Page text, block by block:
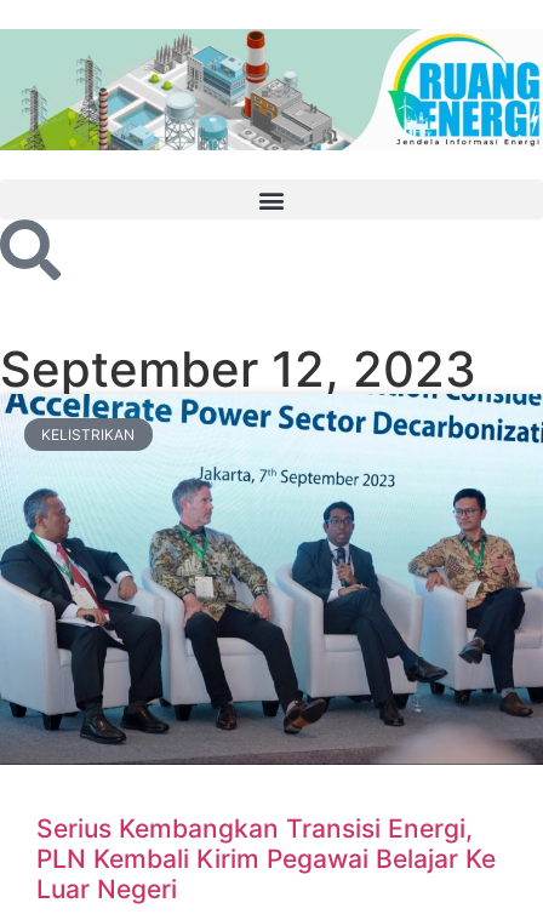
September 12, 2023
KELISTRIKAN
Serius Kembangkan Transisi Energi,
PLN Kembali Kirim Pegawai Belajar Ke
Luar Negeri